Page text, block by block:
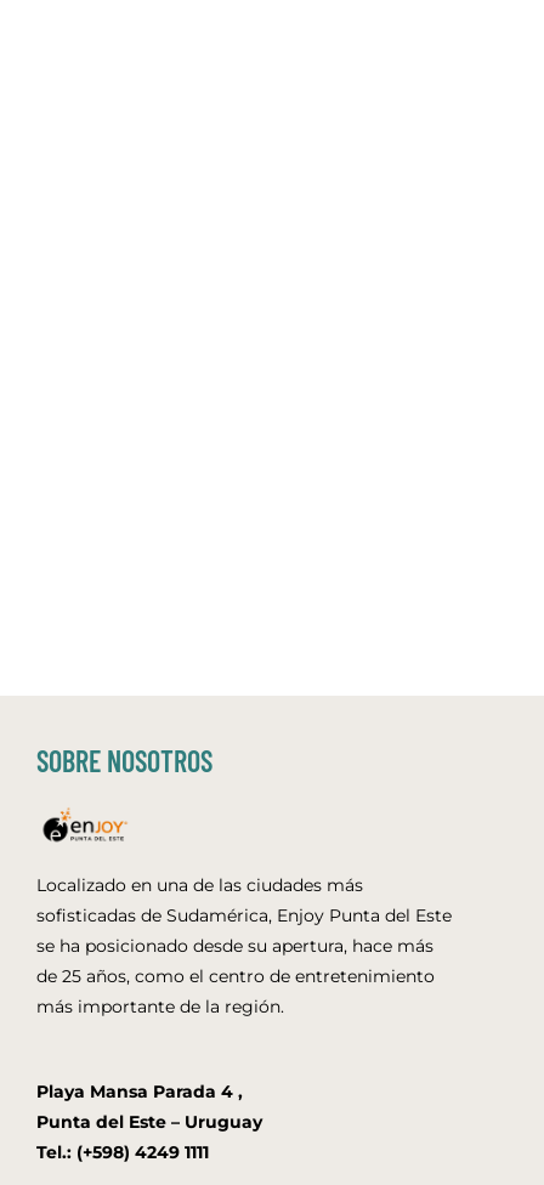
SOBRE NOSOTROS
Localizado en una de las ciudades más
sofisticadas de Sudamérica, Enjoy Punta del Este
se ha posicionado desde su apertura, hace más
de 25 años, como el centro de entretenimiento
más importante de la región.
Playa Mansa Parada 4 ,
Punta del Este – Uruguay
Tel.: (+598) 4249 1111